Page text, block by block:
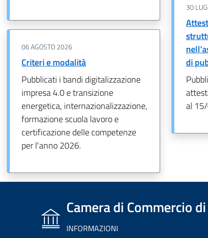
06 AGOSTO 2026
Criteri e modalità
Pubblicati i bandi digitalizzazione
impresa 4.0 e transizione
energetica, internazionalizzazione,
formazione scuola lavoro e
certificazione delle competenze
per l'anno 2026.
30
di
al
Camera di Commercio
INFORMAZIONI